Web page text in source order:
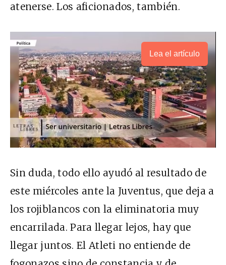
atenerse. Los aficionados, también.
Lea el artículo
Sin duda, todo ello ayudó al resultado de
este miércoles ante la Juventus, que deja a
los rojiblancos con la eliminatoria muy
encarrilada. Para llegar lejos, hay que
llegar juntos. El Atleti no entiende de